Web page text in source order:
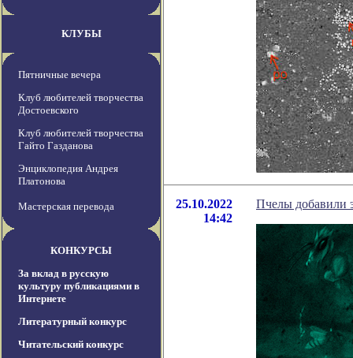
КЛУБЫ
Пятничные вечера
Клуб любителей творчества
Достоевского
Клуб любителей творчества
Гайто Газданова
Энциклопедия Андрея
Платонова
Мастерская перевода
КОНКУРСЫ
За вклад в русскую
культуру публикациями в
Интернете
Литературный конкурс
Читательский конкурс
25.10.2022
14:42
Пчелы добавили